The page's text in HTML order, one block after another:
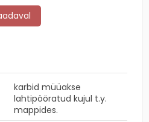
karbid müüakse
lahtipööratud kujul t.y.
mappides.